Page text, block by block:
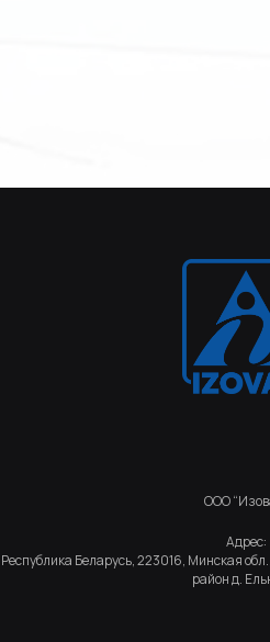
ООО
Адрес:
Республика Беларусь, 223016, Минская
район д.